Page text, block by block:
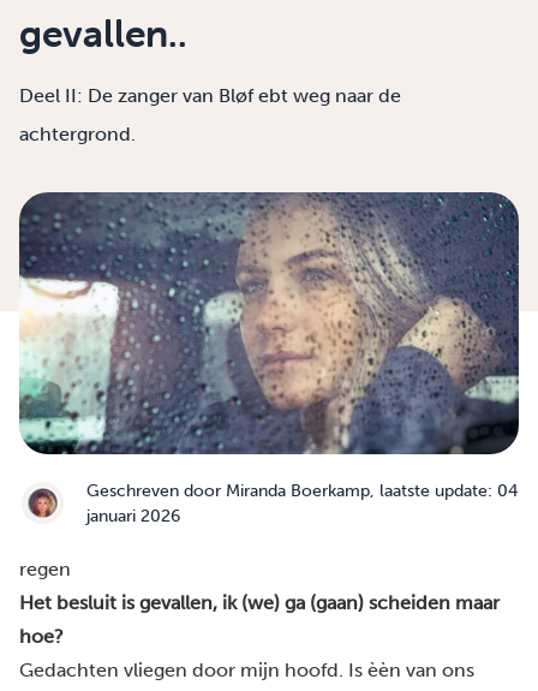
gevallen..
Deel II: De zanger van Bløf ebt weg naar de
achtergrond.
Geschreven door Miranda Boerkamp, laatste update: 04
januari 2026
regen
Het besluit is gevallen, ik (we) ga (gaan) scheiden maar
hoe?
Gedachten vliegen door mijn hoofd. Is èèn van ons